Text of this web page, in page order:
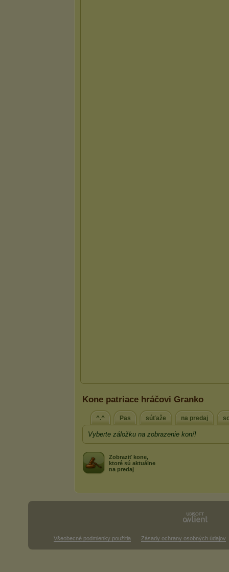
Kone patriace hráčovi Granko
^.^ Pas súťaže na predaj
Vyberte záložku na zobrazenie koní!
Zobraziť kone,
ktoré sú aktuálne
na predaj
Všeobecné podmienky použitia Zásady ochrany osobných údajov